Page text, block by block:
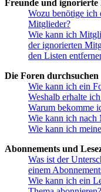
Freunde und
Wozu benötige ich
Mitglieder?
Wie kann ich
der ignorierten
den Listen
Die Foren durchsuchen
Wie kann ich ein
Weshalb erhalte
Warum bekomme
Wie kann ich nach
Wie kann ich
Abonnements und
Was ist der
einem
Wie kann ich ein